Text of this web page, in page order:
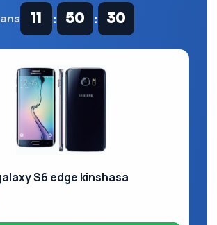
11 : 50 : 29
S6 edge kinshasa